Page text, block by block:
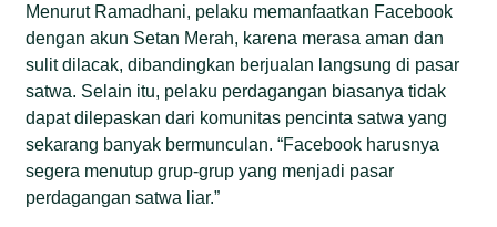
Menurut Ramadhani, pelaku memanfaatkan Facebook
dengan akun Setan Merah, karena merasa aman dan
sulit dilacak, dibandingkan berjualan langsung di pasar
satwa. Selain itu, pelaku perdagangan biasanya tidak
dapat dilepaskan dari komunitas pencinta satwa yang
sekarang banyak bermunculan. “Facebook harusnya
segera menutup grup-grup yang menjadi pasar
perdagangan satwa liar.”